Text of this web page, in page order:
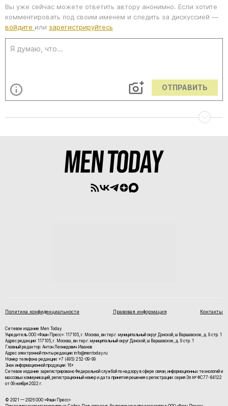
Вы уже сейчас можете ответить автору анонимно. Если хотите
комментировать под своим именем и следить за дискуссией —
войдите или зарегистрируйтесь
ОТПРАВИТЬ
Политика конфиденциальности Правовая информация Контакты
Сетевое издание Men Today
Учредитель ООО «Фэшн Пресс»: 117105, г. Москва, вн.тер.г. муниципальный округ Донской, ш Варшавское, д. 9 стр. 1
Адрес редакции: 117105, г. Москва, вн.тер.г. муниципальный округ Донской, ш Варшавское, д. 9 стр. 1
Главный редактор: Антон Леонидович Иванов
Адрес электронной почты редакции: info@mentoday.ru
Номер телефона редакции: +7 (495) 252-09-99
Знак информационной продукции: 16+
Cетевое издание зарегистрировано Федеральной службой по надзору в сфере связи, информационных технологий и
массовых коммуникаций, регистрационный номер и дата принятия решения о регистрации: серия Эл № ФС77-84122
от 09 ноября 2022 г.
© 2021 — 2026 ООО «Фэшн Пресс»